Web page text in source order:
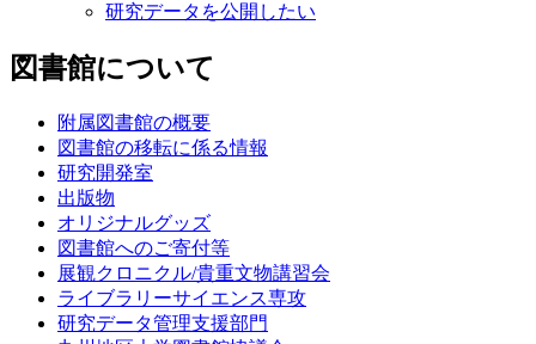
研究データを公開したい
図書館について
附属図書館の概要
図書館の移転に係る情報
研究開発室
出版物
オリジナルグッズ
図書館へのご寄付等
展観クロニクル/貴重文物講習会
ライブラリーサイエンス専攻
研究データ管理支援部門